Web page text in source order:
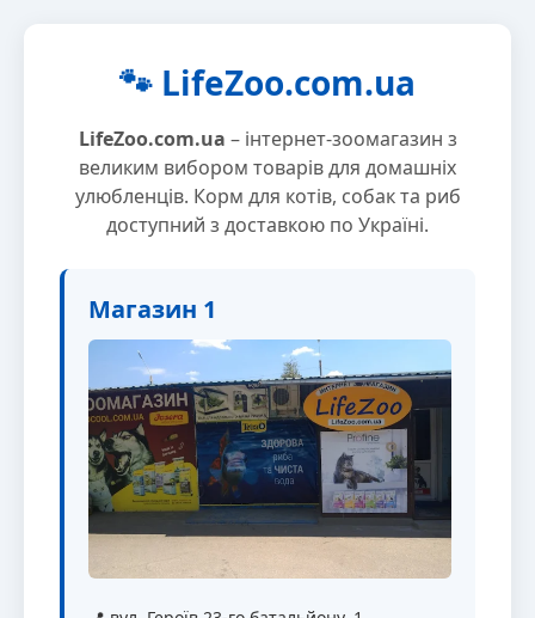
🐾 LifeZoo.com.ua
LifeZoo.com.ua – інтернет-зоомагазин з
великим вибором товарів для домашніх
улюбленців. Корм для котів, собак та риб
доступний з доставкою по Україні.
Магазин 1